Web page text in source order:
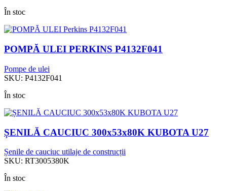
În stoc
POMPĂ ULEI PERKINS P4132F041
Pompe de ulei
SKU: P4132F041
În stoc
ȘENILĂ CAUCIUC 300x53x80K KUBOTA U27
Șenile de cauciuc utilaje de construcții
SKU: RT3005380K
În stoc